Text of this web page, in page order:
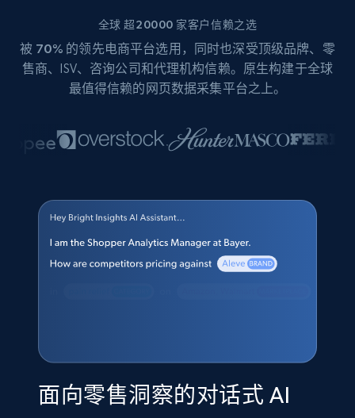
全球 超20000 家客户信赖之选
被 70% 的领先电商平台选用，同时也深受顶级品牌、零
售商、ISV、咨询公司和代理机构信赖。原生构建于全球
最值得信赖的网页数据采集平台之上。
面向零售洞察的对话式 AI